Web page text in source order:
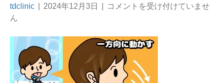
tdclinic 2024年12月3日
コメントを受け付けていませ
ん